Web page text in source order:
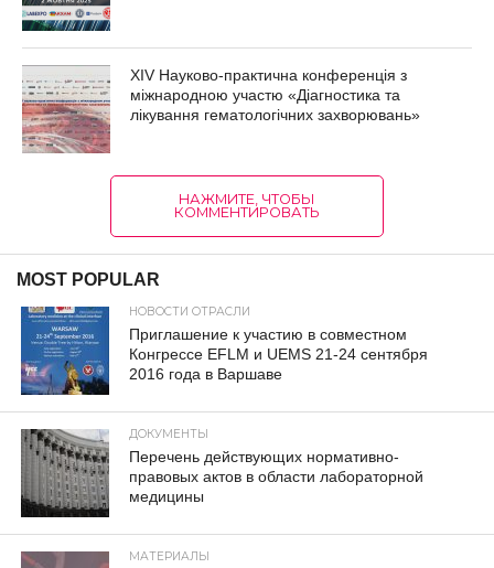
XIV Науково-практична конференція з
міжнародною участю «Діагностика та
лікування гематологічних захворювань»
НАЖМИТЕ, ЧТОБЫ
КОММЕНТИРОВАТЬ
MOST POPULAR
НОВОСТИ ОТРАСЛИ
Приглашение к участию в совместном
Конгрессе EFLM и UEMS 21-24 сентября
2016 года в Варшаве
ДОКУМЕНТЫ
Перечень действующих нормативно-
правовых актов в области лабораторной
медицины
МАТЕРИАЛЫ